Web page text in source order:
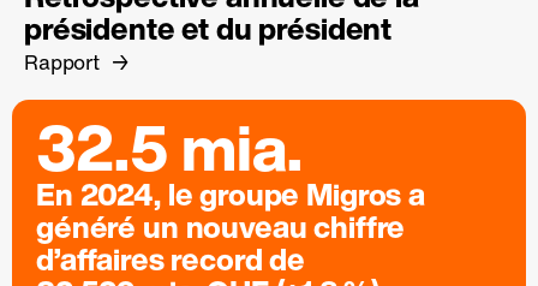
présidente et du président
Rapport
32.5 mia.
En 2024, le groupe Migros a
généré un nouveau chiffre
d’affaires record de